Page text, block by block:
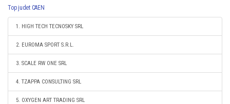
Top judet CAEN
1. HIGH TECH TECNOSKY SRL
2. EUROMA SPORT S.R.L.
3. SCALE RW ONE SRL
4. TZAPPA CONSULTING SRL
5. OXYGEN ART TRADING SRL